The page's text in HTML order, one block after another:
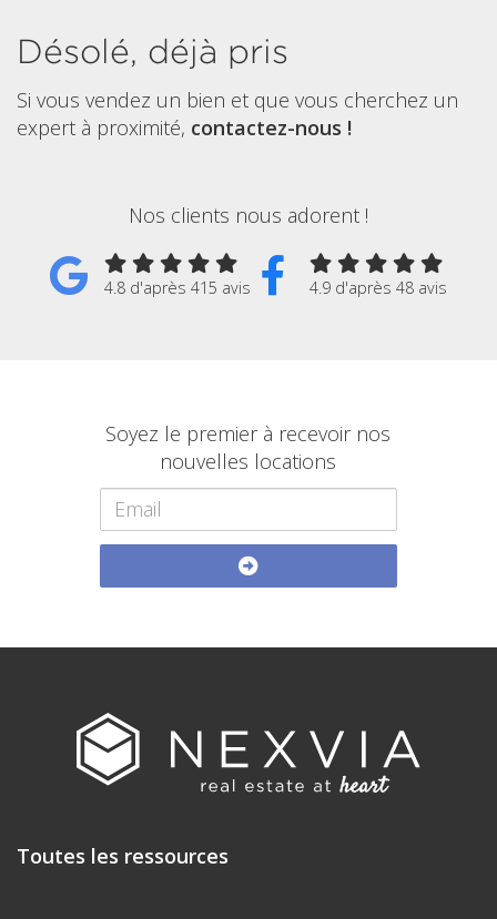
Désolé, déjà pris
Si vous vendez un bien et que vous cherchez un
expert à proximité, contactez-nous !
Nos clients nous adorent !
4.8 d'après 415 avis 4.9 d'après 48 avis
Soyez le premier à recevoir nos
nouvelles locations
Toutes les ressources